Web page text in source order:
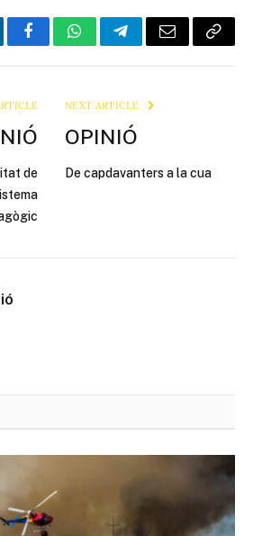
FacebookWhatsAppTelegramEmail Copy
de
NEXT ARTICLE
OPINIÓ
De capdavanters a la cua